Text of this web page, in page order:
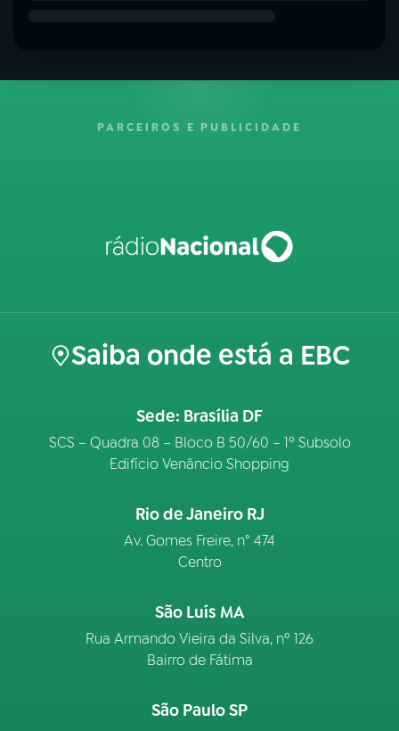
PARCEIROS E PUBLICIDADE
Saiba onde está a EBC
Sede: Brasília DF
SCS – Quadra 08 – Bloco B 50/60 – 1º Subsolo
Edifício Venâncio Shopping
Rio de Janeiro RJ
Av. Gomes Freire, n° 474
Centro
São Luís MA
Rua Armando Vieira da Silva, nº 126
Bairro de Fátima
São Paulo SP